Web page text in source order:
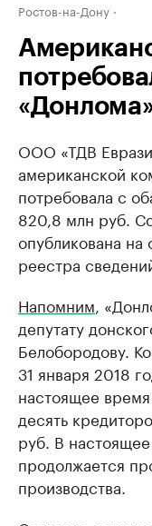
Ростов-на-Дону
ООО «ТДВ
американской
потребовала с
820,8 млн руб.
опубликована на
реестра
Напомним ,
депутату
Белобородову.
31 января 2018
настоящее
десять
руб. В
продолжается
производства.